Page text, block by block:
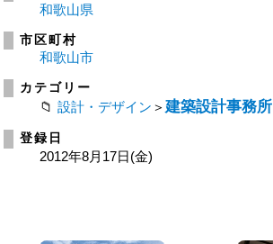
和歌山県
市区町村
和歌山市
カテゴリー
設計・デザイン ＞ 建築設計事務所
登録日
2012年8月17日(金)